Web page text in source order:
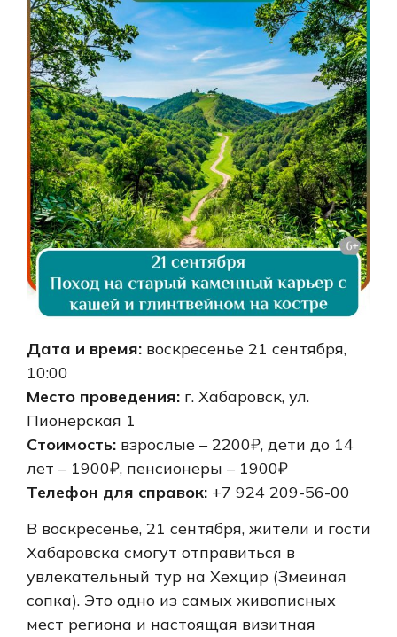
Дата и время: воскресенье 21 сентября,
10:00
Место проведения: г. Хабаровск, ул.
Пионерская 1
Стоимость: взрослые – 2200₽, дети до 14
лет – 1900₽, пенсионеры – 1900₽
Телефон для справок: +7 924 209-56-00
В воскресенье, 21 сентября, жители и гости
Хабаровска смогут отправиться в
увлекательный тур на Хехцир (Змеиная
сопка). Это одно из самых живописных
мест региона и настоящая визитная